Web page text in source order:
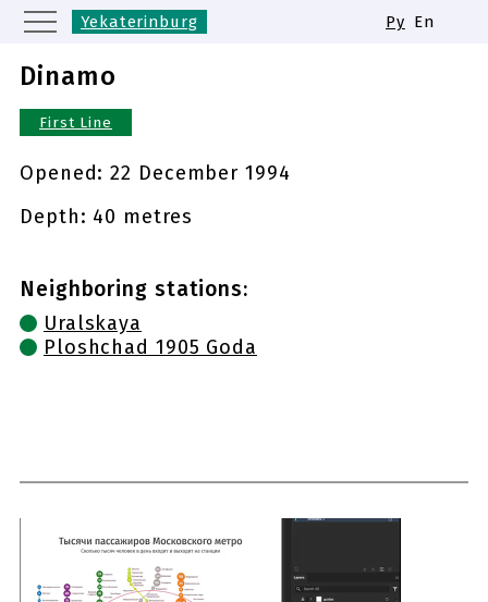
Yekaterinburg
Kazan
Novosibirsk
Same names of metro stations
Ру En
Dinamo
First Line
Opened:22 December 1994
Depth: 40 metres
Neighboring stations:
Uralskaya
Ploshchad 1905 Goda